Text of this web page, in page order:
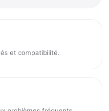
et compatibilité.